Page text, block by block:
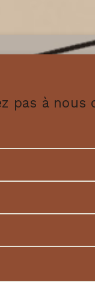
pas à nous